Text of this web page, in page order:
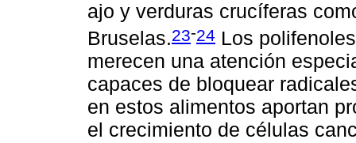
ajo y verduras crucíferas
Bruselas.23-24 Los
merecen una atención
capaces de bloquear
en estos alimentos aportan
el crecimiento de células